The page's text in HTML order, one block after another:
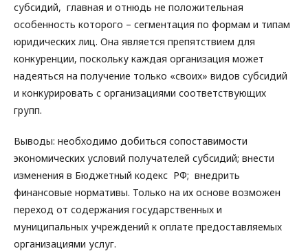
субсидий, главная и отнюдь не положительная
особенность которого – сегментация по формам и типам
юридических лиц. Она является препятствием для
конкуренции, поскольку каждая организация может
надеяться на получение только «своих» видов субсидий
и конкурировать с организациями соответствующих
групп.
Выводы: необходимо добиться сопоставимости
экономических условий получателей субсидий; внести
изменения в Бюджетный кодекс РФ; внедрить
финансовые нормативы. Только на их основе возможен
переход от содержания государственных и
муниципальных учреждений к оплате предоставляемых
организациями услуг.